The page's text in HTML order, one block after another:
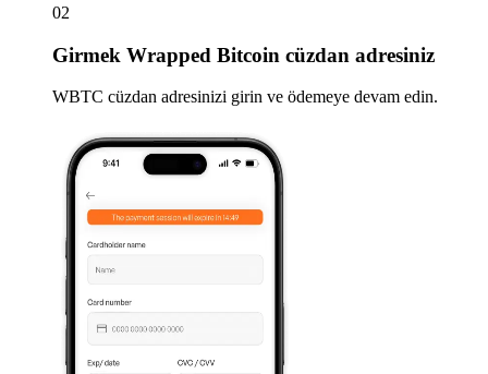
02
Girmek Wrapped Bitcoin cüzdan adresiniz
WBTC cüzdan adresinizi girin ve ödemeye devam edin.